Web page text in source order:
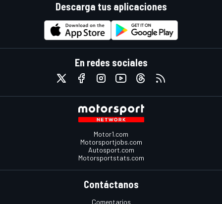
Descarga tus aplicaciones
En redes sociales
Motor1.com
Motorsportjobs.com
Autosport.com
Motorsportstats.com
Contáctanos
Comentarios